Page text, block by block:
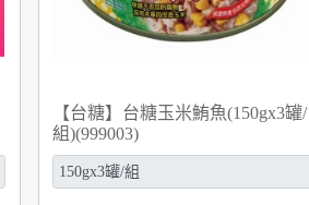
【台糖】台糖玉米鮪魚(150gx3罐/
組)(999003)